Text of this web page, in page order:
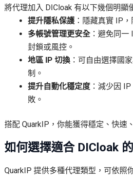
將代理加入 DICloak 有以下幾個明顯
提升隱私保護：隱藏真實 IP，
多帳號管理更安全：避免同一
封鎖或風控。
地區 IP 切換：可自由選擇國
制。
提升自動化穩定度：減少因
敗。
搭配 QuarkIP，你能獲得穩定、快速
如何選擇適合 DICloak
QuarkIP 提供多種代理類型，可依照